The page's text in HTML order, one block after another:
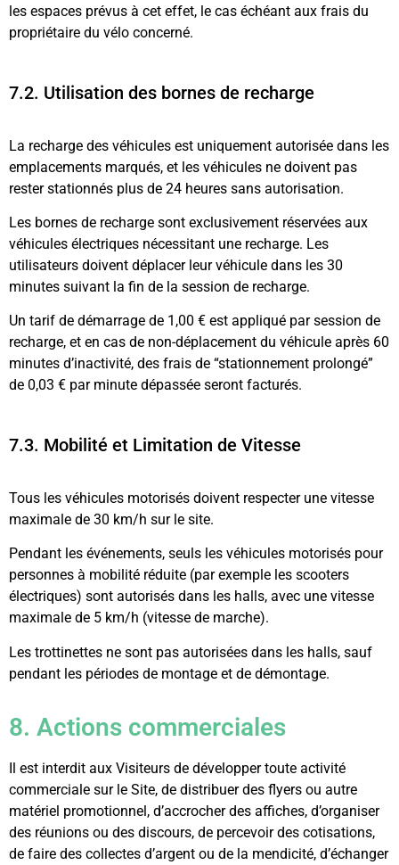
les espaces prévus à cet effet, le cas échéant aux frais du
propriétaire du vélo concerné.
7.2. Utilisation des bornes de recharge
La recharge des véhicules est uniquement autorisée dans les
emplacements marqués, et les véhicules ne doivent pas
rester stationnés plus de 24 heures sans autorisation.
Les bornes de recharge sont exclusivement réservées aux
véhicules électriques nécessitant une recharge. Les
utilisateurs doivent déplacer leur véhicule dans les 30
minutes suivant la fin de la session de recharge.
Un tarif de démarrage de 1,00 € est appliqué par session de
recharge, et en cas de non-déplacement du véhicule après 60
minutes d’inactivité, des frais de “stationnement prolongé”
de 0,03 € par minute dépassée seront facturés.
7.3. Mobilité et Limitation de Vitesse
Tous les véhicules motorisés doivent respecter une vitesse
maximale de 30 km/h sur le site.
Pendant les événements, seuls les véhicules motorisés pour
personnes à mobilité réduite (par exemple les scooters
électriques) sont autorisés dans les halls, avec une vitesse
maximale de 5 km/h (vitesse de marche).
Les trottinettes ne sont pas autorisées dans les halls, sauf
pendant les périodes de montage et de démontage.
8. Actions commerciales
Il est interdit aux Visiteurs de développer toute activité
commerciale sur le Site, de distribuer des flyers ou autre
matériel promotionnel, d’accrocher des affiches, d’organiser
des réunions ou des discours, de percevoir des cotisations,
de faire des collectes d’argent ou de la mendicité, d’échanger